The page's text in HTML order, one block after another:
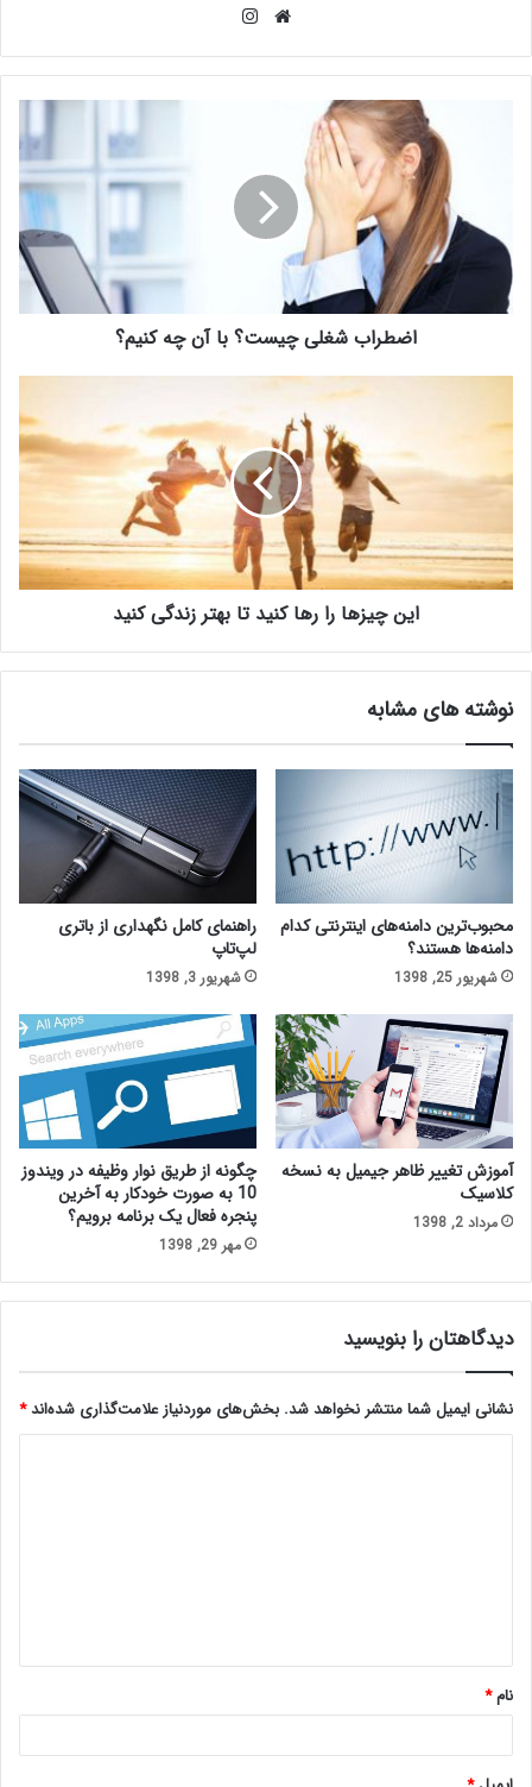
وبسایت
اضطراب شغلی چیست؟ با آن چه کنیم؟
این چیز‌ها را رها کنید تا بهتر زندگی کنید
نوشته های مشابه
محبوب‌ترین دامنه‌های اینترنتی کدام
دامنه‌ها هستند؟
شهریور 25, 1398
راهنمای کامل نگهداری از باتری
لپ‌تاپ
شهریور 3, 1398
آموزش تغییر ظاهر جیمیل به نسخه
کلاسیک
مرداد 2, 1398
چگونه از طریق نوار وظیفه در ویندوز
10 به صورت خودکار به آخرین
پنجره فعال یک برنامه برویم؟
مهر 29, 1398
دیدگاهتان را بنویسید
نشانی ایمیل شما منتشر نخواهد شد. بخش‌های موردنیاز علامت‌گذاری شده‌اند*
*
نام*